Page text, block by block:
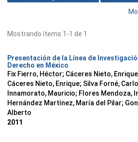
Mostrando ítems 1-1 de 1
Presentación de la Línea de
Derecho en México
Fix Fierro, Héctor; Cáceres Nieto, Enrique
Cáceres Nieto, Enrique; Silva Forné,
Innamorato, Mauricio; Flores Mendoza,
Hernández Martínez, María del Pilar;
Alberto
2011